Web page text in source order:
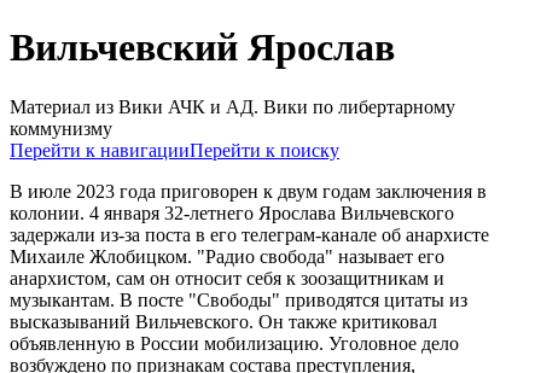
Вильчевский Ярослав
Материал из Вики АЧК и АД. Вики по либертарному
коммунизму
Перейти к навигацииПерейти к поиску
В июле 2023 года приговорен к двум годам заключения в
колонии. 4 января 32-летнего Ярослава Вильчевского
задержали из-за поста в его телеграм-канале об анархисте
Михаиле Жлобицком. "Радио свобода" называет его
анархистом, сам он относит себя к зоозащитникам и
музыкантам. В посте "Свободы" приводятся цитаты из
высказываний Вильчевского. Он также критиковал
объявленную в России мобилизацию. Уголовное дело
возбуждено по признакам состава преступления,